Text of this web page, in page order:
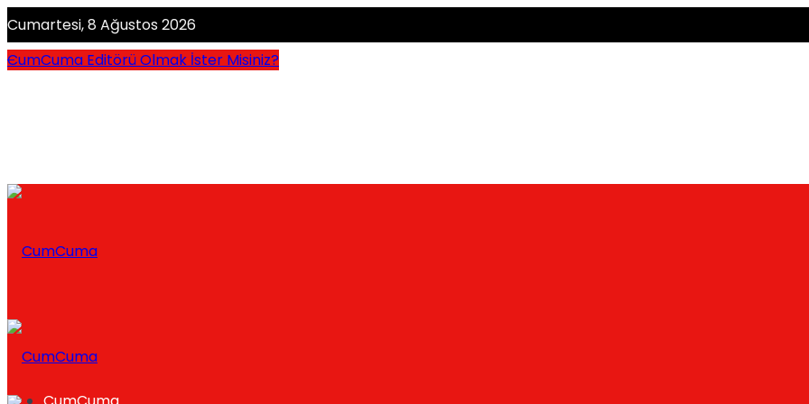
Cumartesi, 8 Ağustos 2026
CumCuma Editörü Olmak İster Misiniz?